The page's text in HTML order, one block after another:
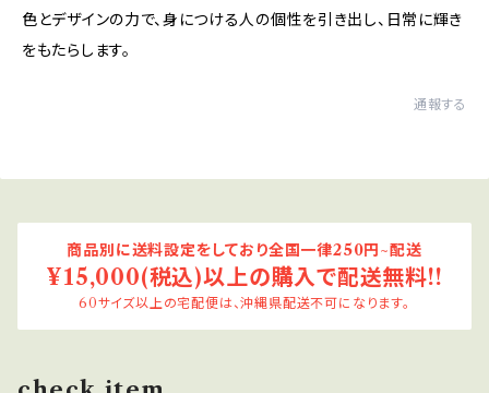
色とデザインの力で、身につける人の個性を引き出し、日常に輝き
をもたらします。
通報する
商品別に送料設定をしており全国一律250円~配送
¥15,000(税込)以上の購入で配送無料!!
60サイズ以上の宅配便は、沖縄県配送不可になります。